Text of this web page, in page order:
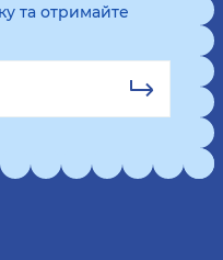
та отримайте